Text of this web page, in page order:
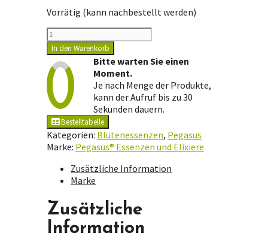
Vorrätig (kann nachbestellt werden)
Pegasus®
Blütenessenz
30ml
-
Pennyroyal
Menge
In den Warenkorb
Bitte warten Sie einen
Moment.
Je nach Menge der Produkte,
kann der Aufruf bis zu 30
Sekunden dauern.
Bestelltabelle
Kategorien: Blütenessenzen, Pegasus
Marke: Pegasus® Essenzen und Elixiere
Zusätzliche Information
Marke
Zusätzliche
Information